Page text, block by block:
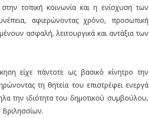
τοπική κοινωνία και η ενίσχυση των
αφιερώνοντας χρόνο, προσωπική
ασφαλή, λειτουργικά και αντάξια των
είχε πάντοτε ως βασικό κίνητρο την
τη θητεία του επιστρέφει ενεργά
την ιδιότητα του δημοτικού συμβούλου,
Βριλησσίων.